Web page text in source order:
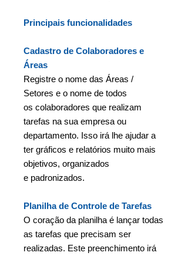
Principais funcionalidades
Cadastro de Colaboradores e
Áreas
Registre o nome das Áreas /
Setores e o nome de todos
os colaboradores que realizam
tarefas na sua empresa ou
departamento. Isso irá lhe ajudar a
ter gráficos e relatórios muito mais
objetivos, organizados
e padronizados.
Planilha de Controle de Tarefas
O coração da planilha é lançar todas
as tarefas que precisam ser
realizadas. Este preenchimento irá